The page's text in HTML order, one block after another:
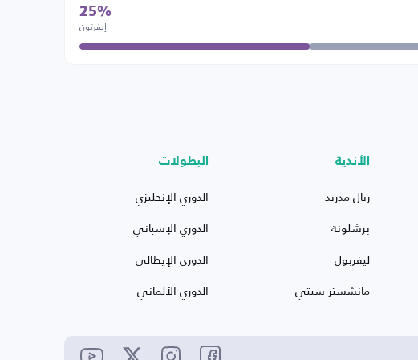
25%
إيفرتون
الأندية
ريال مدريد
برشلونة
ليفربول
مانشستر سيتي
البطولات
الدوري الإنجليزي
الدوري الإسباني
الدوري الإيطالي
الدوري الألماني